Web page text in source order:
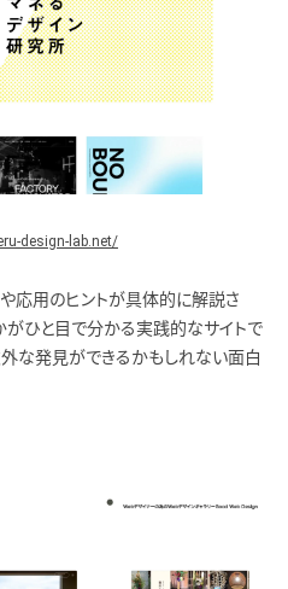
design-lab.net/
や応用のヒントが具体的に解説さ
がひと目で分かる実践的なサイトで
な発見ができるかもしれない面白